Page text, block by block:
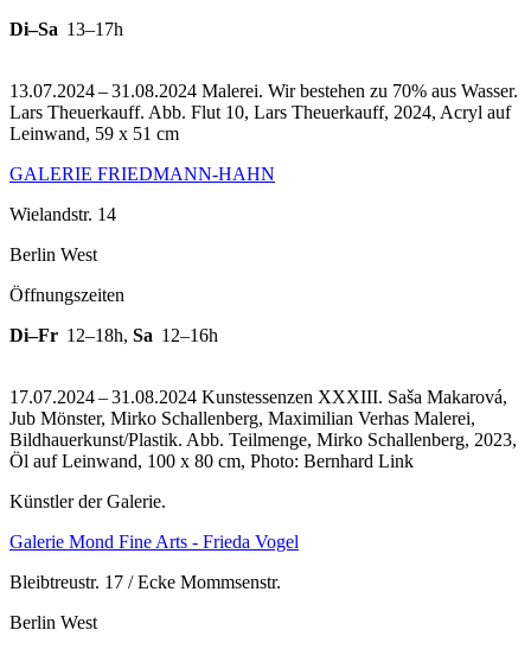
Di–Sa 13–17h
13.07.2024 – 31.08.2024 Malerei. Wir bestehen zu 70% aus Wasser.
Lars Theuerkauff. Abb. Flut 10, Lars Theuerkauff, 2024, Acryl auf
Leinwand, 59 x 51 cm
GALERIE FRIEDMANN-HAHN
Wielandstr. 14
Berlin West
Öffnungszeiten
Di–Fr 12–18h, Sa 12–16h
17.07.2024 – 31.08.2024 Kunstessenzen XXXIII. Saša Makarová,
Jub Mönster, Mirko Schallenberg, Maximilian Verhas Malerei,
Bildhauerkunst/Plastik. Abb. Teilmenge, Mirko Schallenberg, 2023,
Öl auf Leinwand, 100 x 80 cm, Photo: Bernhard Link
Künstler der Galerie.
Galerie Mond Fine Arts - Frieda Vogel
Bleibtreustr. 17 / Ecke Mommsenstr.
Berlin West